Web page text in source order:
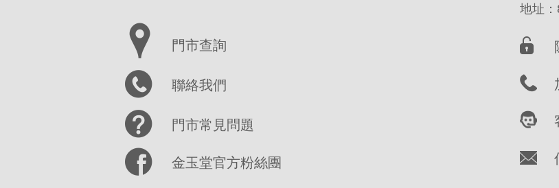
門市查詢
聯絡我們
門市常見問題
金玉堂官方粉絲團
地址